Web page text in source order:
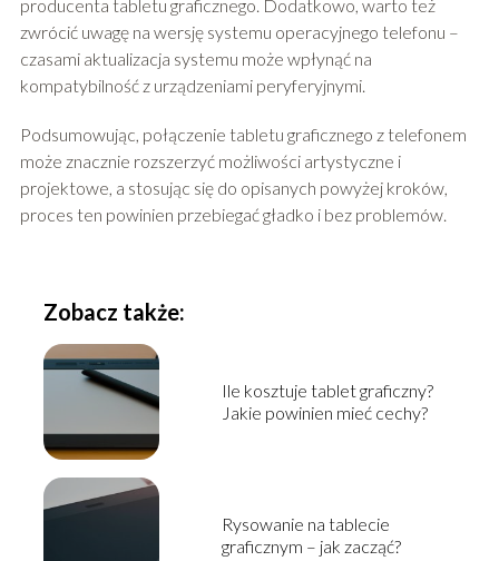
producenta tabletu graficznego. Dodatkowo, warto też
zwrócić uwagę na wersję systemu operacyjnego telefonu –
czasami aktualizacja systemu może wpłynąć na
kompatybilność z urządzeniami peryferyjnymi.
Podsumowując, połączenie tabletu graficznego z telefonem
może znacznie rozszerzyć możliwości artystyczne i
projektowe, a stosując się do opisanych powyżej kroków,
proces ten powinien przebiegać gładko i bez problemów.
Zobacz także:
Ile kosztuje tablet graficzny?
Jakie powinien mieć cechy?
Rysowanie na tablecie
graficznym – jak zacząć?